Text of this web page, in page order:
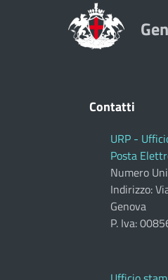
Contatti
URP -
Posta
Numero
Indirizzo:
Genova
P. Iva: